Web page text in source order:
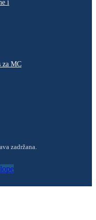
i
za MC
zadržana.